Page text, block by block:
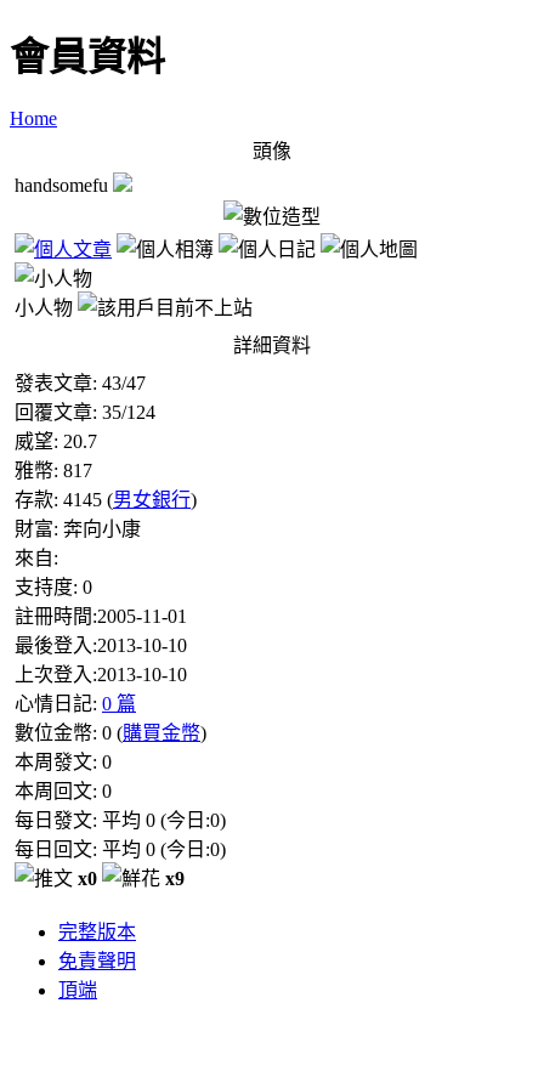
會員資料
Home
頭像
handsomefu
小人物
詳細資料
發表文章: 43/47
回覆文章: 35/124
威望: 20.7
雅幣: 817
存款: 4145 (男女銀行)
財富: 奔向小康
來自:
支持度: 0
註冊時間:2005-11-01
最後登入:2013-10-10
上次登入:2013-10-10
心情日記: 0 篇
數位金幣: 0 (購買金幣)
本周發文: 0
本周回文: 0
每日發文: 平均 0 (今日:0)
每日回文: 平均 0 (今日:0)
x0
x9
完整版本
免責聲明
頂端